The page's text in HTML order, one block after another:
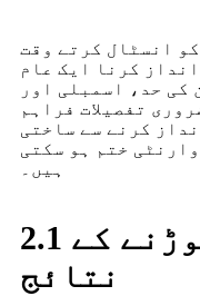
انسٹال کرتے وقت
کرنا ایک عام
کی حد، اسمبلی اور
تفصیلات فراہم
کرنے سے ساختی
ختم ہو سکتی
ہیں۔
2.1 قدموں کو چھوڑنے کے
نتائج